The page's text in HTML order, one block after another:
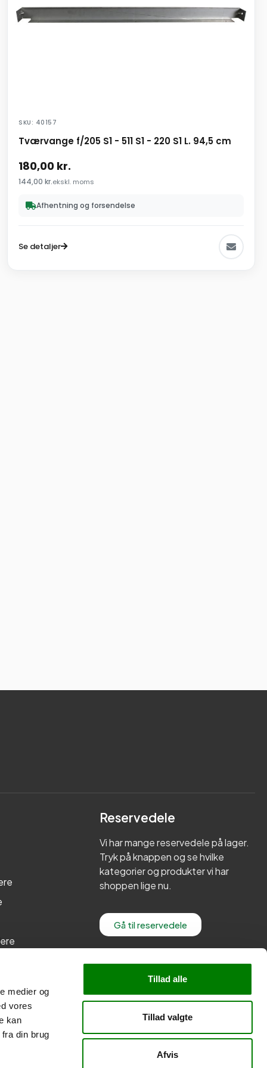
medier og
vores
kan
din brug
Tillad alle
Tillad valgte
Afvis
SKU: 40157
Tværvange f/205 S1 - 511 S1 - 220 S1 L. 94,5 cm
180,00 kr.
144,00 kr.ekskl. moms
Afhentning og forsendelse
Se detaljer
Reservedele
Vi har mange reservedele på lager.
Tryk på knappen og se hvilke
kategorier og produkter vi har
shoppen lige nu.
Gå til reservedele